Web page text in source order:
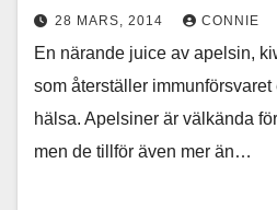
28 MARS, 2014 CONNIE
En närande juice av apelsin,
som återställer
hälsa. Apelsiner är välkända
men de tillför även mer än…